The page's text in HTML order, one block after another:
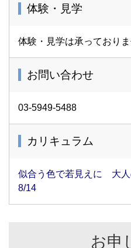
体験・見学
体験・見学は承っておりま
お問い合わせ
03-5949-5488
カリキュラム
似合う色で若見えに 大
8/14
お申